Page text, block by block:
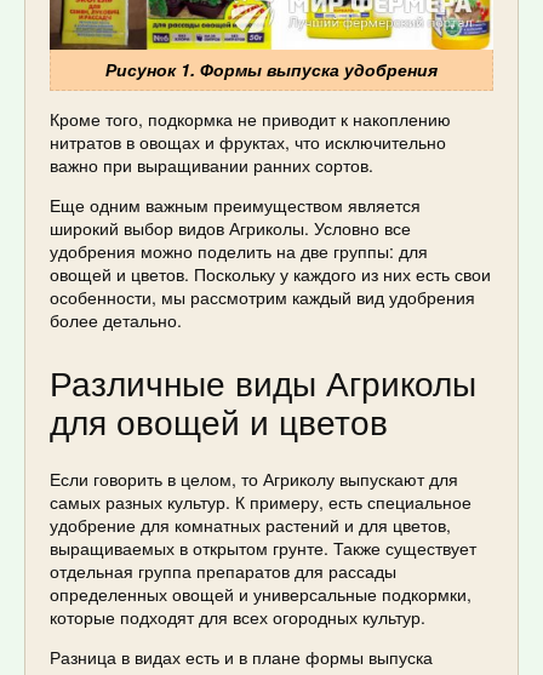
Рисунок 1. Формы выпуска удобрения
Кроме того, подкормка не приводит к накоплению
нитратов в овощах и фруктах, что исключительно
важно при выращивании ранних сортов.
Еще одним важным преимуществом является
широкий выбор видов Агриколы. Условно все
удобрения можно поделить на две группы: для
овощей и цветов. Поскольку у каждого из них есть свои
особенности, мы рассмотрим каждый вид удобрения
более детально.
Различные виды Агриколы
для овощей и цветов
Если говорить в целом, то Агриколу выпускают для
самых разных культур. К примеру, есть специальное
удобрение для комнатных растений и для цветов,
выращиваемых в открытом грунте. Также существует
отдельная группа препаратов для рассады
определенных овощей и универсальные подкормки,
которые подходят для всех огородных культур.
Разница в видах есть и в плане формы выпуска